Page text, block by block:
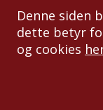
Denne siden
dette betyr
og cookies